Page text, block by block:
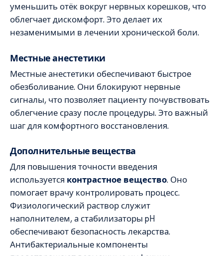
уменьшить отёк вокруг нервных корешков, что
облегчает дискомфорт. Это делает их
незаменимыми в лечении хронической боли.
Местные анестетики
Местные анестетики обеспечивают быстрое
обезболивание. Они блокируют нервные
сигналы, что позволяет пациенту почувствовать
облегчение сразу после процедуры. Это важный
шаг для комфортного восстановления.
Дополнительные вещества
Для повышения точности введения
используется контрастное вещество. Оно
помогает врачу контролировать процесс.
Физиологический раствор служит
наполнителем, а стабилизаторы pH
обеспечивают безопасность лекарства.
Антибактериальные компоненты